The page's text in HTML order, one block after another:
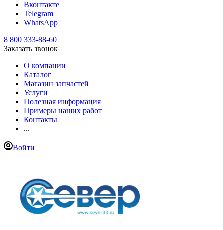
Вконтакте
Telegram
WhatsApp
8 800 333-88-60
Заказать звонок
О компании
Каталог
Магазин запчастей
Услуги
Полезная информация
Примеры наших работ
Контакты
...
Войти